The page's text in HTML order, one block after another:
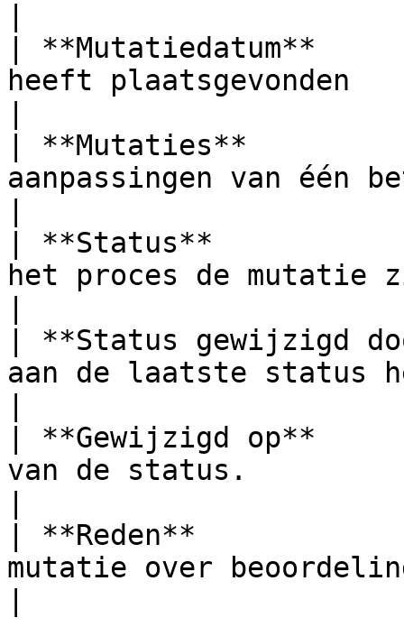
| **Mutatiedatum**
heeft plaatsgevonden
| **Mutaties**
aanpassingen van één
| **Status**
het proces de mutatie
| **Status gewijzigd
aan de laatste status
| **Gewijzigd op**
van de status.
| **Reden**
mutatie over